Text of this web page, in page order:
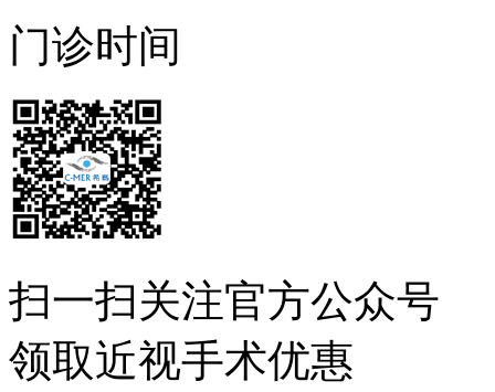
门诊时间
扫一扫关注官方公众号
领取近视手术优惠